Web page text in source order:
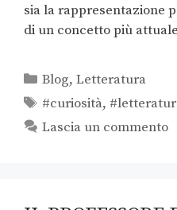
sia la rappresentazione
di un concetto più
Blog,Letteratura
#curiosità,
Lascia un commento